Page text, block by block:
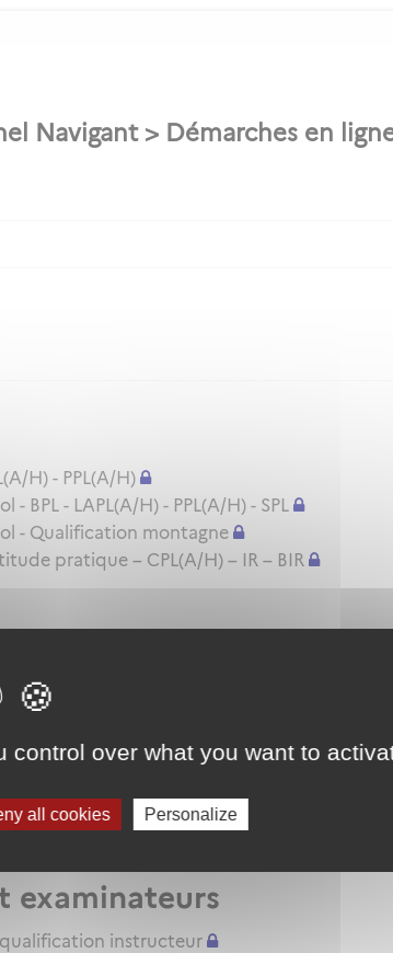
over what you want to
all cookies Personalize
H) - PPL(A/H)
- LAPL(A/H) - PPL(A/H) - SPL
- Qualification montagne
pratique – CPL(A/H) – IR – BIR
licence - BPL - LAPL(A/H) - PPL(A/H) -
additionnelles
d'une QC/QT ou du renouvellement d'une
d'une qualification additionnelle
IR - BIR
examinateurs
instructeur